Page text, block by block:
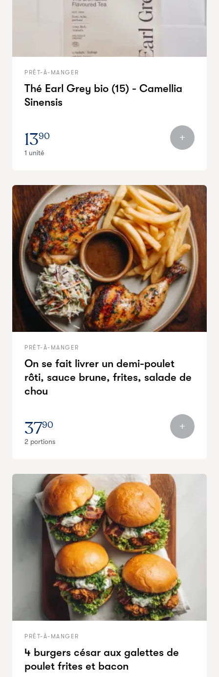
PRÊT-À-MANGER
Thé Earl Grey bio (15) - Camellia
Sinensis
1390
1 unité
PRÊT-À-MANGER
On se fait livrer un demi-poulet
rôti, sauce brune, frites, salade de
chou
3790
2 portions
PRÊT-À-MANGER
4 burgers césar aux galettes de
poulet frites et bacon